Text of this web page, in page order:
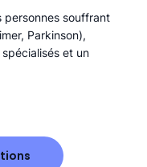
personnes souffrant
Parkinson),
et un